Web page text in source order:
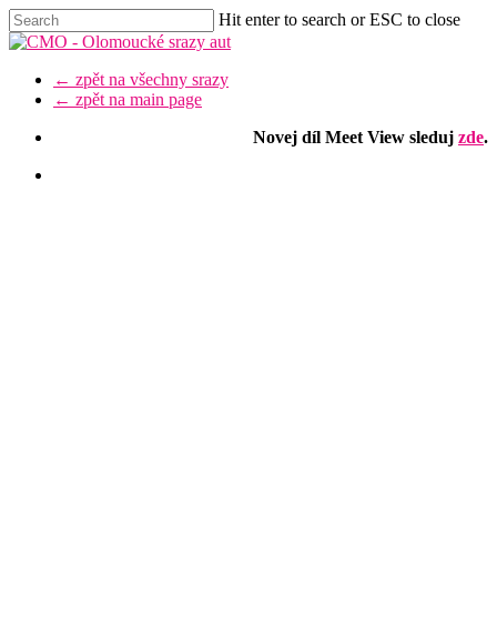
Skip
to
content
Hit enter to search or ESC to close
Close
Menu
← zpět na všechny srazy
← zpět na main page
Novej díl Meet View sleduj zde.